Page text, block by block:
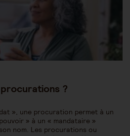
?
», une procuration permet à un
» à un « mandataire »
nom. Les procurations ou